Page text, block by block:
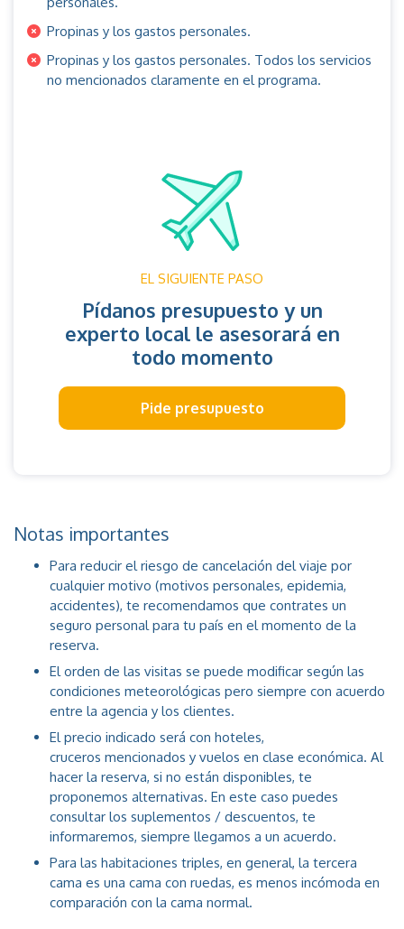
Propinas y los gastos personales.
Propinas y los gastos personales. Todos los servicios
no mencionados claramente en el programa.
EL SIGUIENTE PASO
Pídanos presupuesto y un
experto local le asesorará en
todo momento
Pide presupuesto
Notas importantes
Para reducir el riesgo de cancelación del viaje por
cualquier motivo (motivos personales, epidemia,
accidentes), te recomendamos que contrates un
seguro personal para tu país en el momento de la
reserva.
El orden de las visitas se puede modificar según las
condiciones meteorológicas pero siempre con acuerdo
entre la agencia y los clientes.
El precio indicado será con hoteles,
cruceros mencionados y vuelos en clase económica. Al
hacer la reserva, si no están disponibles, te
proponemos alternativas. En este caso puedes
consultar los suplementos / descuentos, te
informaremos, siempre llegamos a un acuerdo.
Para las habitaciones triples, en general, la tercera
cama es una cama con ruedas, es menos incómoda en
comparación con la cama normal.